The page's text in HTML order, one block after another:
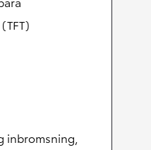
inbromsning,